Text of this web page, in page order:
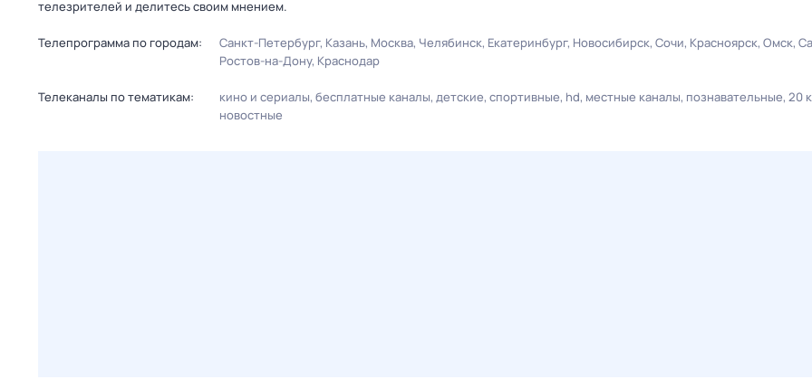
телезрителей и делитесь своим мнением.
Телепрограмма по городам: Санкт-Петербург Казань Москва Челябинск Екатеринбург Новосибирск Сочи Красноярск Омск
Ростов-на-Дону Краснодар
Телеканалы по тематикам: кино и сериалы бесплатные каналы детские спортивные hd местные каналы познавательные 20
новостные